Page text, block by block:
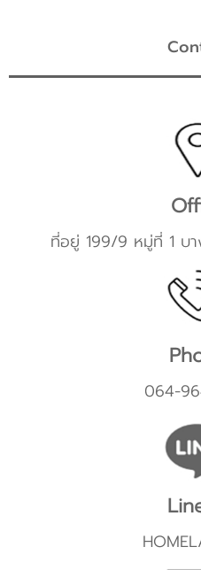
ที่อยู่ 199/9 หมู่ที่ 1 บา
064-